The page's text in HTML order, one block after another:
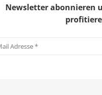
Newsletter abonnieren